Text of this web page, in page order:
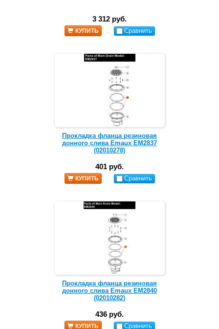
3 312 руб.
КУПИТЬ Сравнить
Прокладка фланца резиновая
донного слива Emaux EM2837
(02010278)
401 руб.
КУПИТЬ Сравнить
Прокладка фланца резиновая
донного слива Emaux EM2840
(02010282)
436 руб.
КУПИТЬ Сравнить